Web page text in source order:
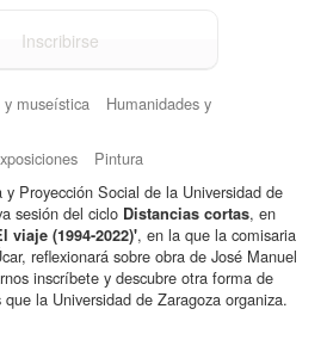
Inscribirse
museística
Humanidades y
Pintura
Proyección Social de la Universidad de
sesión del ciclo Distancias cortas, en
viaje (1994-2022)', en la que la comisaria
reflexionará sobre obra de José Manuel
inscríbete y descubre otra forma de
la Universidad de Zaragoza organiza.